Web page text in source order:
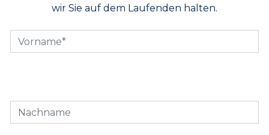
wir Sie auf dem Laufenden halten.